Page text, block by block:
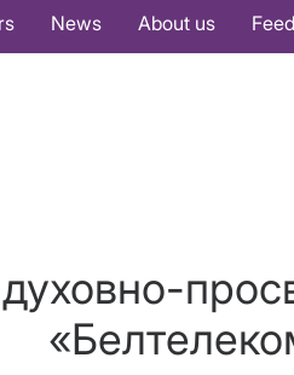
News About us